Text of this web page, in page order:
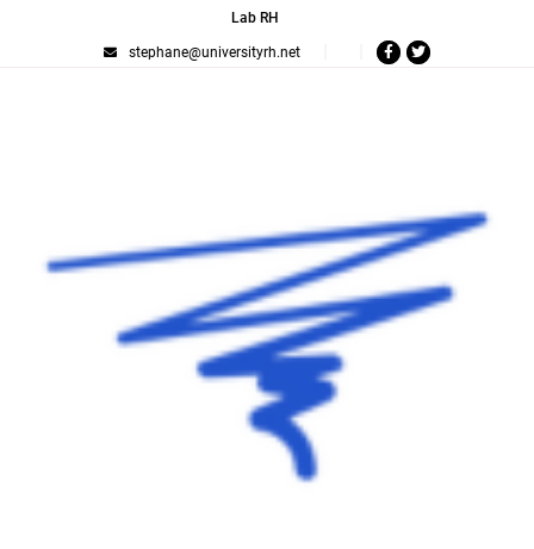
Lab RH
stephane@universityrh.net